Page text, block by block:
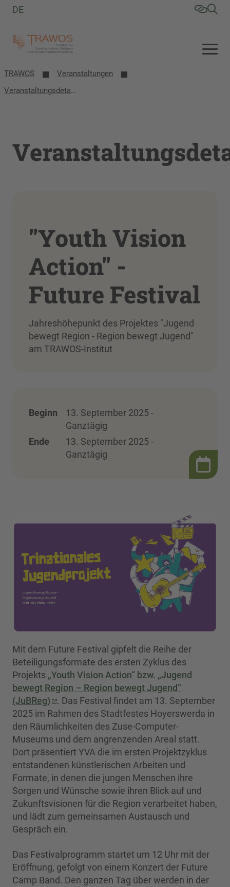
DE
TRAWOS
Veranstaltungen
Veranstaltungsdetails
"Youth Vision
Action" -
Future Festival
Jahreshöhepunkt des Projektes "Jugend
bewegt Region - Region bewegt Jugend"
am TRAWOS-Institut
Beginn
13. September 2025 -
Ganztägig
Ende
13. September 2025 -
Ganztägig
Mit dem Future Festival gipfelt die Reihe der
Beteiligungsformate des ersten Zyklus des
Projekts „Youth Vision Action“ bzw. „Jugend
bewegt Region – Region bewegt Jugend“
(JuBReg)
. Das Festival findet am 13. September
2025 im Rahmen des Stadtfestes Hoyerswerda in
den Räumlichkeiten des Zuse-Computer-
Museums und dem angrenzenden Areal statt.
Dort präsentiert YVA die im ersten Projektzyklus
entstandenen künstlerischen Arbeiten und
Formate, in denen die jungen Menschen ihre
Sorgen und Wünsche sowie ihren Blick auf und
Zukunftsvisionen für die Region verarbeitet haben,
und lädt zum gemeinsamen Austausch und
Gespräch ein.
Das Festivalprogramm startet um 12 Uhr mit der
Eröffnung, gefolgt von einem Konzert der Future
Camp Band. Den ganzen Tag über werden in der